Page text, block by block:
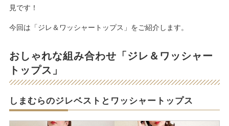
見です！
今回は「ジレ＆ワッシャートップス」をご紹介します。
おしゃれな組み合わせ「ジレ＆ワッシャー
トップス」
しまむらのジレベストとワッシャートップス